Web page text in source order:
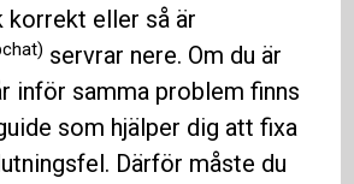
korrekt eller så är
servrar nere. Om du är
inför samma problem finns
som hjälper dig att fixa
Därför måste du